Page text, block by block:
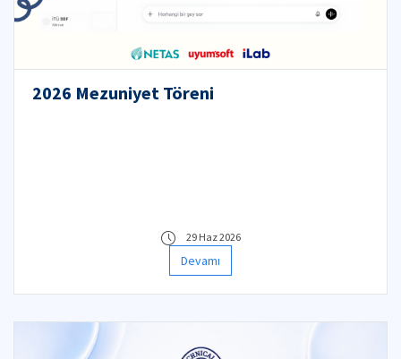
2026 Mezuniyet Töreni
29 Haz 2026
Devamı